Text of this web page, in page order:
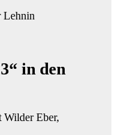
Lehnin
in den
Wilder Eber,